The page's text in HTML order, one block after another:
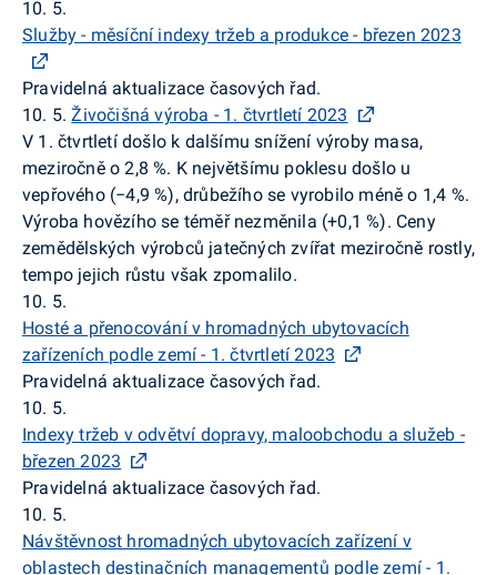
10. 5.
Služby - měsíční indexy tržeb a produkce - březen 2023
Pravidelná aktualizace časových řad.
10. 5.Živočišná výroba - 1. čtvrtletí 2023
V 1. čtvrtletí došlo k dalšímu snížení výroby masa,
meziročně o 2,8 %. K největšímu poklesu došlo u
vepřového (−4,9 %), drůbežího se vyrobilo méně o 1,4 %.
Výroba hovězího se téměř nezměnila (+0,1 %). Ceny
zemědělských výrobců jatečných zvířat meziročně rostly,
tempo jejich růstu však zpomalilo.
10. 5.
Hosté a přenocování v hromadných ubytovacích
zařízeních podle zemí - 1. čtvrtletí 2023
Pravidelná aktualizace časových řad.
10. 5.
Indexy tržeb v odvětví dopravy, maloobchodu a služeb -
březen 2023
Pravidelná aktualizace časových řad.
10. 5.
Návštěvnost hromadných ubytovacích zařízení v
oblastech destinačních managementů podle zemí - 1.